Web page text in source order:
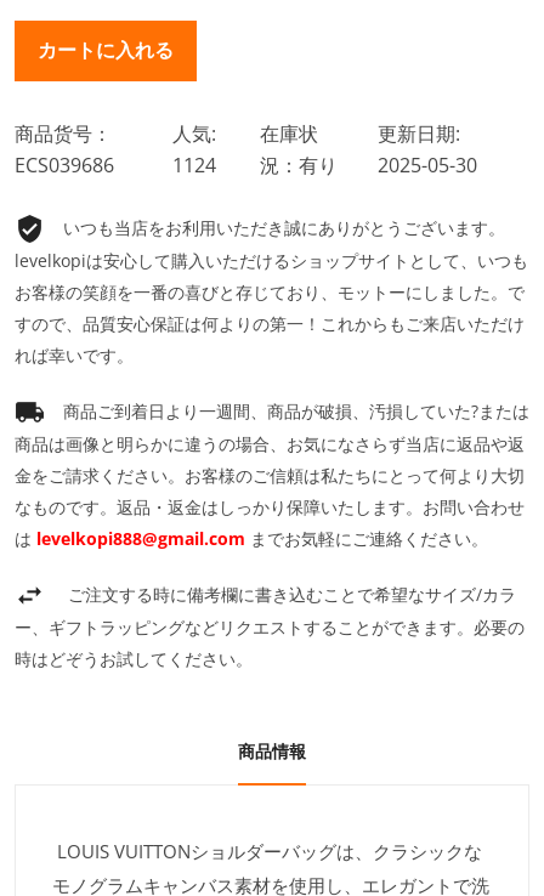
商品货号：
ECS039686
人気:
1124
在庫状
況：有り
更新日期:
2025-05-30
いつも当店をお利用いただき誠にありがとうございます。
levelkopiは安心して購入いただけるショップサイトとして、いつも
お客様の笑顔を一番の喜びと存じており、モットーにしました。で
すので、品質安心保証は何よりの第一！これからもご来店いただけ
れば幸いです。
商品ご到着日より一週間、商品が破損、汚損していた?または
商品は画像と明らかに違うの場合、お気になさらず当店に返品や返
金をご請求ください。お客様のご信頼は私たちにとって何より大切
なものです。返品・返金はしっかり保障いたします。お問い合わせ
は levelkopi888@gmail.com までお気軽にご連絡ください。
ご注文する時に備考欄に書き込むことで希望なサイズ/カラ
ー、ギフトラッピングなどリクエストすることができます。必要の
時はどぞうお試してください。
商品情報
LOUIS VUITTONショルダーバッグは、クラシックな
モノグラムキャンバス素材を使用し、エレガントで洗